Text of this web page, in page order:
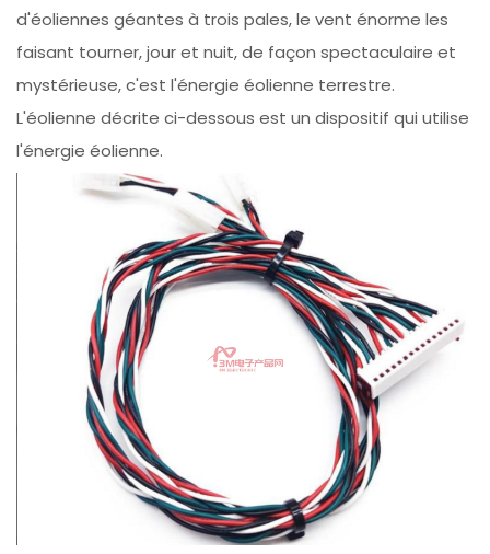
d'éoliennes géantes à trois pales, le vent énorme les
faisant tourner, jour et nuit, de façon spectaculaire et
mystérieuse, c'est l'énergie éolienne terrestre.
L'éolienne décrite ci-dessous est un dispositif qui utilise
l'énergie éolienne.